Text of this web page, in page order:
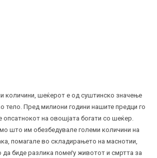
количини, шеќерот е од суштинско значење
тело. Пред милиони години нашите предци го
опсатнокот на овошјата богати со шеќер.
што им обезбедувале големи количини на
помагале во складирањето на маснотии,
биде разлика помеѓу животот и смртта за